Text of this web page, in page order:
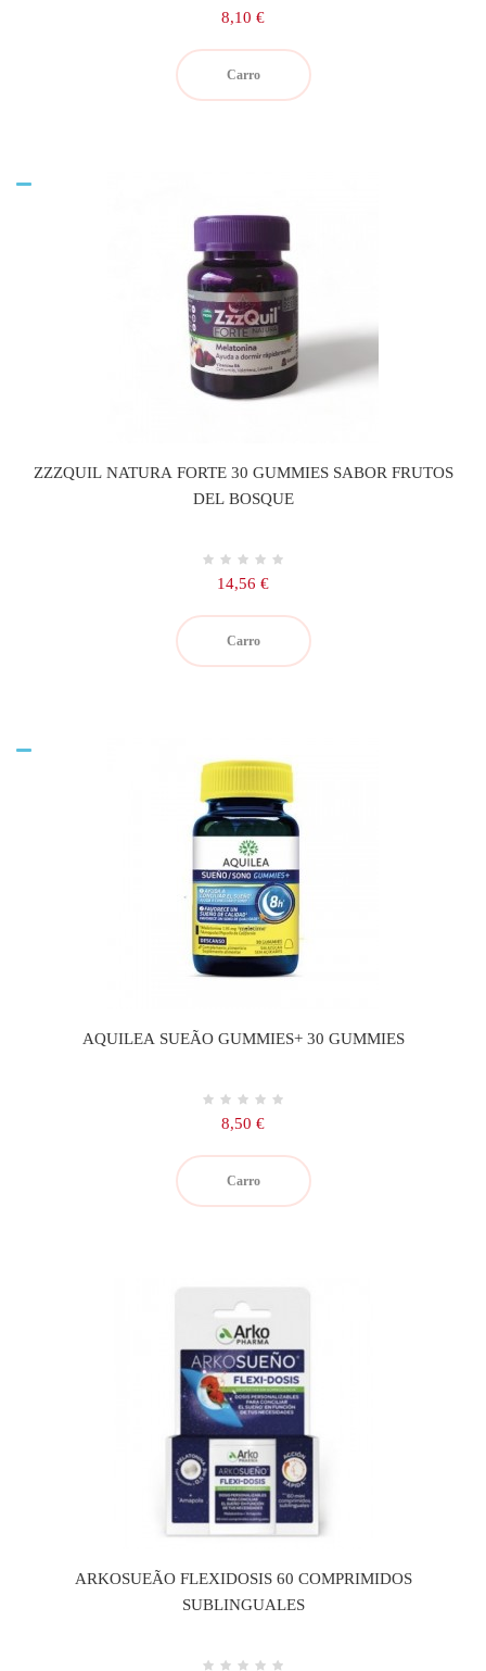
Precio
8,10 €
Carro
ZZZQUIL NATURA FORTE 30 GUMMIES SABOR FRUTOS
DEL BOSQUE
Precio
14,56 €
Carro
AQUILEA SUEÃO GUMMIES+ 30 GUMMIES
Precio
8,50 €
Carro
ARKOSUEÃO FLEXIDOSIS 60 COMPRIMIDOS
SUBLINGUALES